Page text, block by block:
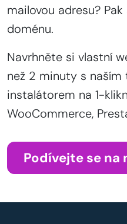
mailovou adresu?
doménu.
Navrhněte si vlastní
než 2 minuty s
instalátorem na 1-
WooCommerce,
Podívejte se na